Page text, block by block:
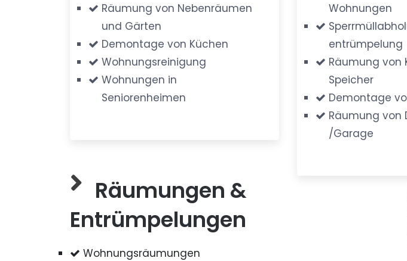
Räumung von Nebenräumen
und Gärten
Demontage von Küchen
Wohnungsreinigung
Wohnungen in
Seniorenheimen
Wohnungen
entrümpelung
Räumung von
Speicher
Demontage
Räumung von
/Garage
Räumungen &
Entrümpelungen
Wohnungsräumungen